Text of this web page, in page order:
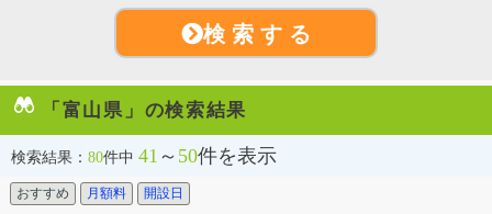
検 索 す る
「富山県」の検索結果
検索結果： 80件中 41 ～ 50件を表示
おすすめ 月額料 開設日